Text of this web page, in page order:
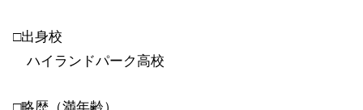
□出身校
ハイランドパーク高校